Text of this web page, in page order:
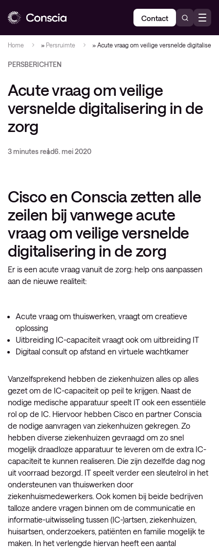
Contact
Home » Persruimte » Acute vraag om veilige versnelde
PERSBERICHTEN
Acute vraag om veilige
versnelde digitalisering in de
zorg
3 minutes read6. mei 2020
Cisco en Conscia zetten alle
zeilen bij vanwege acute
vraag om veilige versnelde
digitalisering in de zorg
Er is een acute vraag vanuit de zorg: help ons aanpassen
aan de nieuwe realiteit:
Acute vraag om thuiswerken, vraagt om creatieve
oplossing
Uitbreiding IC-capaciteit vraagt ook om uitbreiding IT
Digitaal consult op afstand en virtuele wachtkamer
Vanzelfsprekend hebben de ziekenhuizen alles op alles
gezet om de IC-capaciteit op peil te krijgen. Naast de
nodige medische apparatuur speelt IT ook een essentiële
rol op de IC. Hiervoor hebben Cisco en partner Conscia
de nodige aanvragen van ziekenhuizen gekregen. Zo
hebben diverse ziekenhuizen gevraagd om zo snel
mogelijk draadloze apparatuur te leveren om de extra IC-
capaciteit te kunnen realiseren. Die zijn dezelfde dag nog
uit voorraad bezorgd. IT speelt verder een sleutelrol in het
ondersteunen van thuiswerken door
ziekenhuismedewerkers. Ook komen bij beide bedrijven
talloze andere vragen binnen om de communicatie en
informatie-uitwisseling tussen (IC-)artsen, ziekenhuizen,
huisartsen, onderzoekers, patiënten en familie mogelijk te
maken. In het verlengde hiervan heeft een aantal